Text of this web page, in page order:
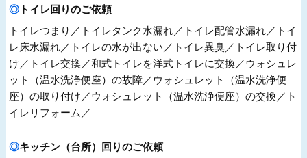
トイレ回りのご依頼
トイレつまり／トイレタンク水漏れ／トイレ配管水漏れ／トイ
レ床水漏れ／トイレの水が出ない／トイレ異臭／トイレ取り付
け／トイレ交換／和式トイレを洋式トイレに交換／ウォシュレ
ット（温水洗浄便座）の故障／ウォシュレット（温水洗浄便
座）の取り付け／ウォシュレット（温水洗浄便座）の交換／ト
イレリフォーム／
キッチン（台所）回りのご依頼